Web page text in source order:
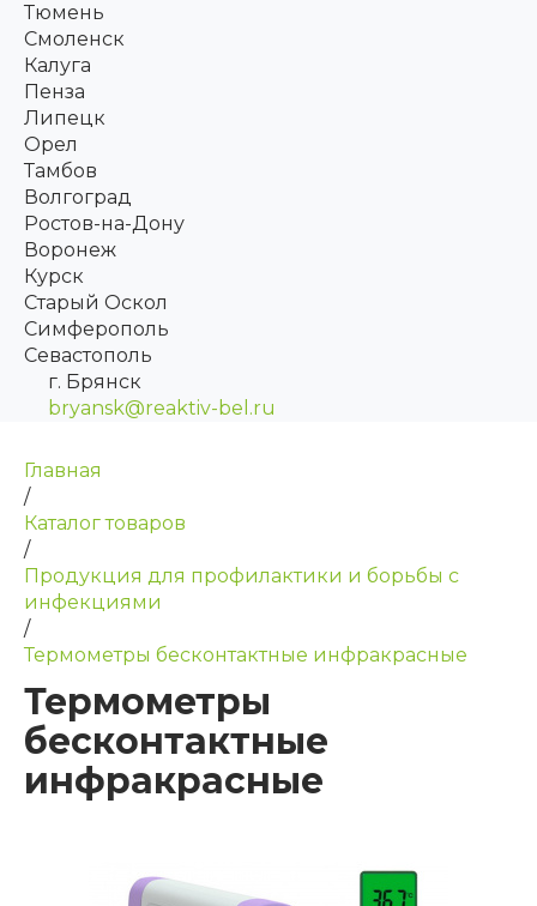
Тюмень
Смоленск
Калуга
Пенза
Липецк
Орел
Тамбов
Волгоград
Ростов-на-Дону
Воронеж
Курск
Старый Оскол
Симферополь
Севастополь
г. Брянск
bryansk@reaktiv-bel.ru
Главная
/
Каталог товаров
/
Продукция для профилактики и борьбы с
инфекциями
/
Термометры бесконтактные инфракрасные
Термометры
бесконтактные
инфракрасные